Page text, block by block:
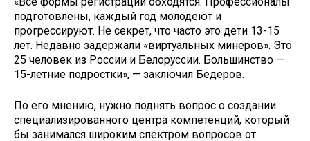
подготовлены, каждый год молодеют и
прогрессируют. Не секрет, что часто это дети 13-15
лет. Недавно задержали «виртуальных минеров». Это
25 человек из России и Белоруссии. Большинство —
15-летние подростки», — заключил Бедеров.
По его мнению, нужно поднять вопрос о создании
специализированного центра компетенций, который
бы занимался широким спектром вопросов от